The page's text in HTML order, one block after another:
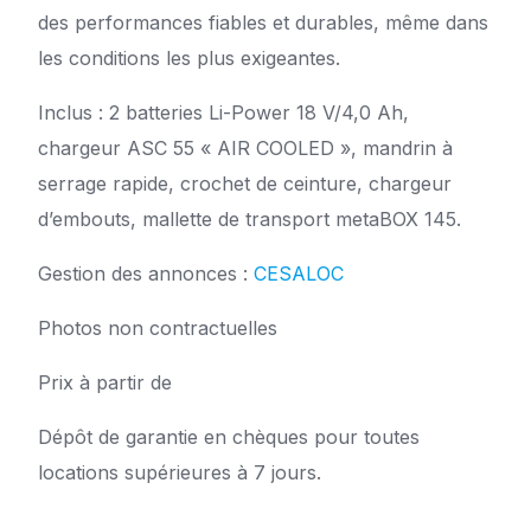
des performances fiables et durables, même dans
les conditions les plus exigeantes.
Inclus : 2 batteries Li-Power 18 V/4,0 Ah,
chargeur ASC 55 « AIR COOLED », mandrin à
serrage rapide, crochet de ceinture, chargeur
d’embouts, mallette de transport metaBOX 145.
Gestion des annonces : CESALOC
Photos non contractuelles
Prix à partir de
Dépôt de garantie en chèques pour toutes
locations supérieures à 7 jours.